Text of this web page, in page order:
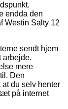
endda den
Westin Salty 12
sendt hjem
arbejde.
mere
Den
du selv henter
på internet